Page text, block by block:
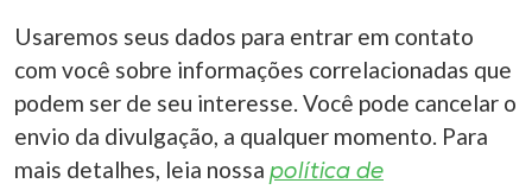
Usaremos seus dados para entrar em contato
com você sobre informações correlacionadas que
podem ser de seu interesse. Você pode cancelar o
envio da divulgação, a qualquer momento. Para
mais detalhes, leia nossa política de